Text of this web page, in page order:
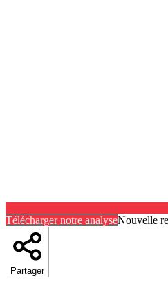
Télécharger notre analyseNouvelle
Partager